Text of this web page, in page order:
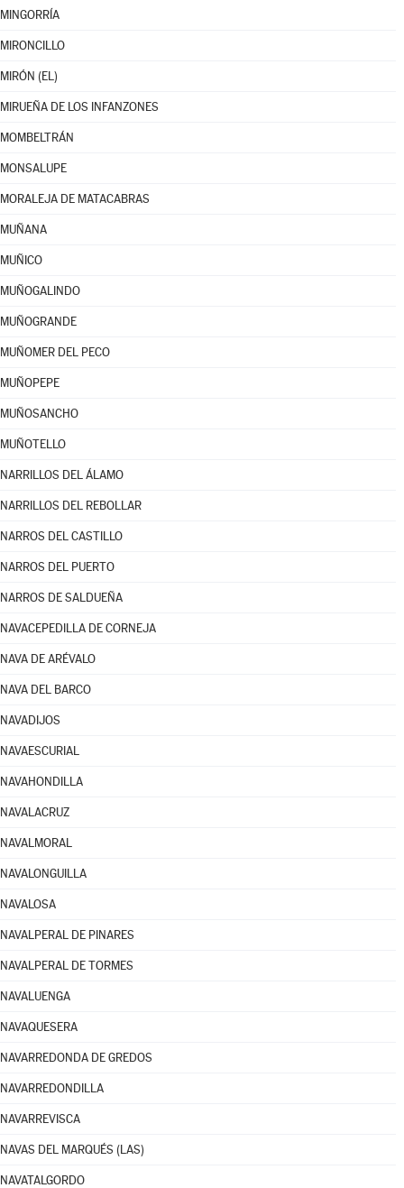
MINGORRÍA
MIRONCILLO
MIRÓN (EL)
MIRUEÑA DE LOS INFANZONES
MOMBELTRÁN
MONSALUPE
MORALEJA DE MATACABRAS
MUÑANA
MUÑICO
MUÑOGALINDO
MUÑOGRANDE
MUÑOMER DEL PECO
MUÑOPEPE
MUÑOSANCHO
MUÑOTELLO
NARRILLOS DEL ÁLAMO
NARRILLOS DEL REBOLLAR
NARROS DEL CASTILLO
NARROS DEL PUERTO
NARROS DE SALDUEÑA
NAVACEPEDILLA DE CORNEJA
NAVA DE ARÉVALO
NAVA DEL BARCO
NAVADIJOS
NAVAESCURIAL
NAVAHONDILLA
NAVALACRUZ
NAVALMORAL
NAVALONGUILLA
NAVALOSA
NAVALPERAL DE PINARES
NAVALPERAL DE TORMES
NAVALUENGA
NAVAQUESERA
NAVARREDONDA DE GREDOS
NAVARREDONDILLA
NAVARREVISCA
NAVAS DEL MARQUÉS (LAS)
NAVATALGORDO